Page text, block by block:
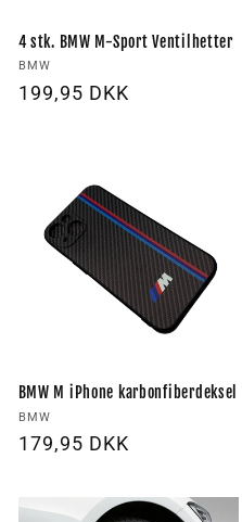
4 stk. BMW M-Sport Ventilhetter
Forhandler:
BMW
Vanlig
199,95 DKK
BMW M iPhone karbonfiberdeksel
Forhandler:
BMW
Vanlig
179,95 DKK